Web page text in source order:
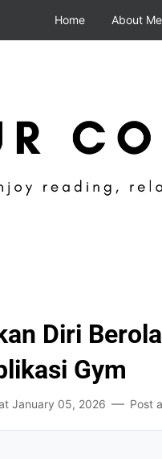
Home About Me
Diri
Gym
January 05, 2026 Post